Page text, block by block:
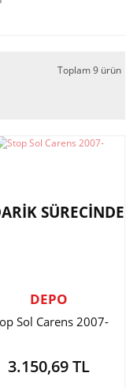
Toplam 9 ürün
SÜRECİNDE
DEPO
Sol Carens 2007-
3.150,69 TL